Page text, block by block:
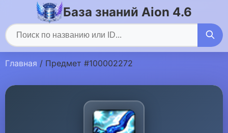
База знаний Aion 4.6
Главная / Предмет #100002272